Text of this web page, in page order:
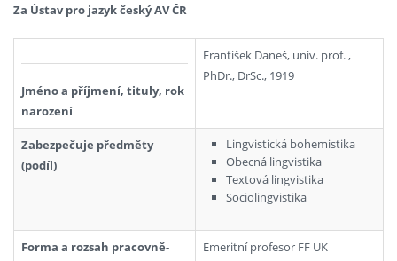
Za Ústav pro jazyk český AV ČR
Jméno a příjmení, tituly, rok
narození
František Daneš, univ. prof. ,
PhDr., DrSc., 1919
Zabezpečuje předměty
(podíl)
Lingvistická bohemistika
Obecná lingvistika
Textová lingvistika
Sociolingvistika
Forma a rozsah pracovně-
Emeritní profesor FF UK